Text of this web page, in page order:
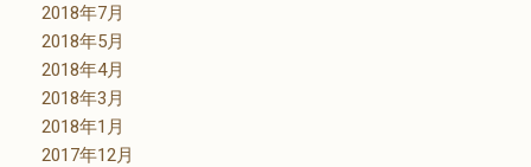
2018年7月
2018年5月
2018年4月
2018年3月
2018年1月
2017年12月